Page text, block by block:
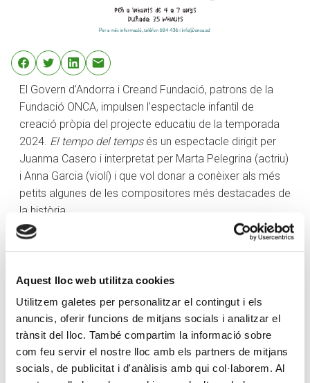
Aquest lloc web utilitza cookies
Utilitzem galetes per personalitzar el contingut i els
anuncis, oferir funcions de mitjans socials i analitzar el
trànsit del lloc. També compartim la informació sobre
com feu servir el nostre lloc amb els partners de mitjans
socials, de publicitat i d'anàlisis amb qui col·laborem. Al
El Govern d’Andorra i Creand Fundació, patrons de la
Fundació ONCA, impulsen l’espectacle infantil de
creació pròpia del projecte educatiu de la temporada
2024. El tempo del tempsés un espectacle dirigit per
Juanma Casero i interpretat per Marta Pelegrina (actriu)
i Anna Garcia (violí) i que vol donar a conèixer als més
petits algunes de les compositores més destacades de
la història.
L’espectacle familiar serà el dissabte 28 de setembre a
la sala Sergi Mas de Sant Julià de Lòria. La companyia
a les 12 hores.
a infants de 4 a 7 anys i té una durada de 35 minuts. Les
entrades es posen a la venda a partir d’avui a través del
webwww.onca.ad, a un preu de 3 euros per persona,
menys pels infants menors d’un any, per qui serà gratuït.